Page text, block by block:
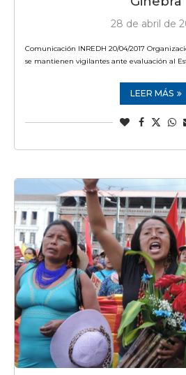
28 de abril de
Comunicación INREDH 20/04/2017
se mantienen vigilantes ante evaluación al
LEER MÁS